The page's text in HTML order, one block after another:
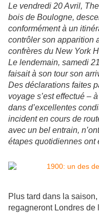
Le vendredi 20 Avril,
bois de Boulogne,
conformément à un
contrôler son apparition
confrères du New York
Le lendemain, samedi
faisait à son tour son
Des déclarations faites
voyage s’est effectué –
dans d’excellentes
incident en cours de
avec un bel entrain,
étapes quotidiennes ont
Plus tard dans la
regagneront Londres de